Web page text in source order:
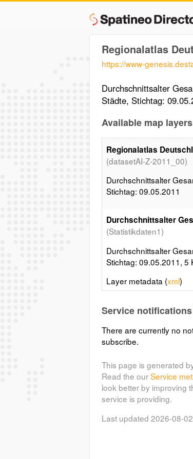
Regionalatlas
https://www-
Durchschnittsalter
Städte, Stichtag:
Available map
Regionalatlas
(datasetAI-Z-2011_00)
Durchschnittsalter
Stichtag: 09.05.2011
Durchschnittsalter
(Statistikdaten1)
Durchschnittsalter
Stichtag: 09.05.2011, 5
Layer metadata (xml)
Service notifications
There are currently no
subscribe.
This page is generated
Read the ourService
look better by improving
service is providing.
Last updated 2026-08-